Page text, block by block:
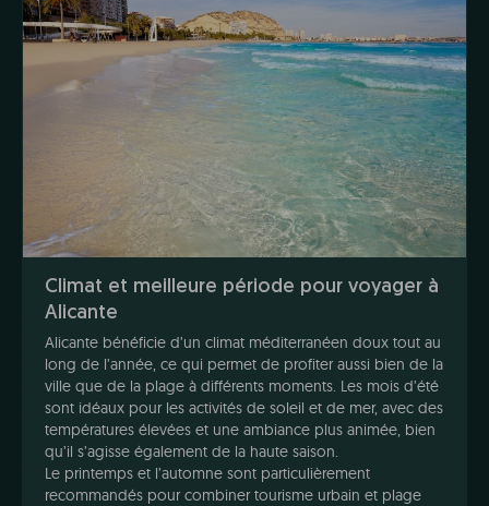
Climat et meilleure période pour voyager à
Alicante
Alicante bénéficie d’un climat méditerranéen doux tout au
long de l’année, ce qui permet de profiter aussi bien de la
ville que de la plage à différents moments. Les mois d’été
sont idéaux pour les activités de soleil et de mer, avec des
températures élevées et une ambiance plus animée, bien
qu’il s’agisse également de la haute saison.
Le printemps et l’automne sont particulièrement
recommandés pour combiner tourisme urbain et plage